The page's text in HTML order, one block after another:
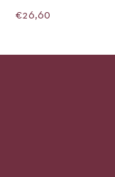
€26,60